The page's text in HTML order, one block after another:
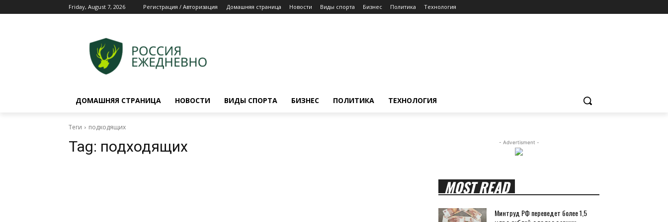
Friday, August 7, 2026 Регистрация / Авторизация Домашняя страница Новости Виды спорта Бизнес Политика Технология
ДОМАШНЯЯ СТРАНИЦА НОВОСТИ ВИДЫ СПОРТА БИЗНЕС ПОЛИТИКА ТЕХНОЛОГИЯ
Теги подходящих
Tag: подходящих - Advertisment -
MOST READ
Минтруд РФ переведет более 1,5